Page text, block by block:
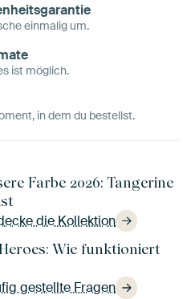
einmalig um.
ist möglich.
in dem du bestellst.
Farbe 2026: Tangerine
die Kollektion
Wie funktioniert
gestellte Fragen